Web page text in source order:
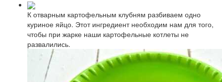
К отварным картофельным клубням разбиваем одно
куриное яйцо. Этот ингредиент необходим нам для того,
чтобы при жарке наши картофельные котлеты не
развалились.